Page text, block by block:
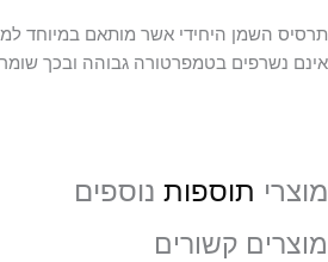
תרסיס השמן היחידי אשר מותאם במיוחד
אינם נשרפים בטמפרטורה גבוהה ובכך שומרות על הפלטות
מוצרי תוספות נוספים
מוצרים קשורים